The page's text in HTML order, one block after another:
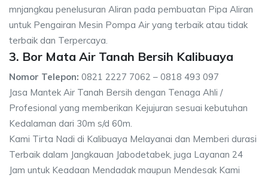
mnjangkau penelusuran Aliran pada pembuatan Pipa Aliran
untuk Pengairan Mesin Pompa Air yang terbaik atau tidak
terbaik dan Terpercaya.
3. Bor Mata Air Tanah Bersih Kalibuaya
Nomor Telepon: 0821 2227 7062 – 0818 493 097
Jasa Mantek Air Tanah Bersih dengan Tenaga Ahli /
Profesional yang memberikan Kejujuran sesuai kebutuhan
Kedalaman dari 30m s/d 60m.
Kami Tirta Nadi di Kalibuaya Melayanai dan Memberi durasi
Terbaik dalam Jangkauan Jabodetabek, juga Layanan 24
Jam untuk Keadaan Mendadak maupun Mendesak Kami